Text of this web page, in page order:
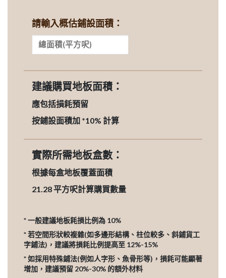
請輸入概估鋪設面積：
建議購買地板面積：
應包括損耗預留
按鋪設面積加 *10% 計算
實際所需地板盒數：
根據每盒地板覆蓋面積
21.28平方呎計算購買數量
* 一般建議地板耗損比例為 10%
* 若空間形狀較複雜(如多邊形結構、柱位較多、斜鋪貨工
字鋪法)，建議將損耗比例提高至 12%-15%
* 如採用特殊鋪法(例如人字形、魚骨形等)，損耗可能顯著
增加，建議預留 20%-30% 的額外材料